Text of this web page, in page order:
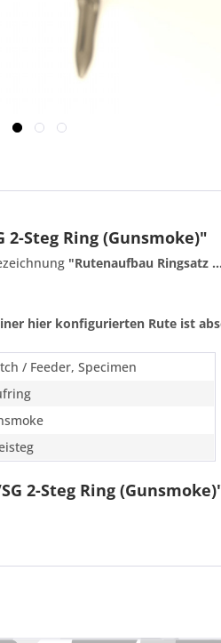
Steg Ring (Gunsmoke)"
"Rutenaufbau Ringsatz
hier konfigurierten Rute ist
/ Feeder, Specimen
2-Steg Ring